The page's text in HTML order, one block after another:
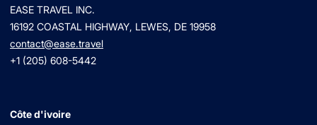
EASE TRAVEL INC.
16192 COASTAL HIGHWAY, LEWES, DE 19958
contact@ease.travel
+1 (205) 608-5442
Côte d'ivoire